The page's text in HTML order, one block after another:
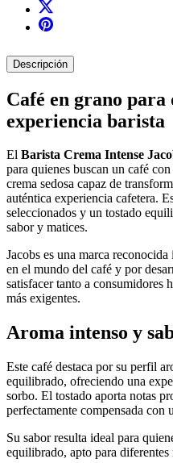
Descripción
Café en grano
experiencia barista
El Barista Crema Intense
para quienes buscan un café
crema sedosa capaz de
auténtica experiencia cafetera.
seleccionados y un tostado
sabor y matices.
Jacobs es una marca
en el mundo del café y por
satisfacer tanto a consumidores
más exigentes.
Aroma intenso y
Este café destaca por su perfil
equilibrado, ofreciendo una
sorbo. El tostado aporta notas
perfectamente compensada con
Su sabor resulta ideal para
equilibrado, apto para diferentes